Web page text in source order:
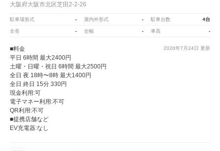
大阪府大阪市北区芝田2-2-26
駐車場形式 - 屋内外形式 - 駐車台数 4台
全長 - 全幅 - 車高 -
2026年7月24日 更新
■料金
平日 6時間 最大2400円
土曜・日曜・祝日 6時間 最大2500円
全日 夜 18時〜8時 最大1400円
全日 終日 15分 330円
現金利用:可
電子マネー利用:不可
QR利用:不可
■提携店舗など
EV充電器:なし